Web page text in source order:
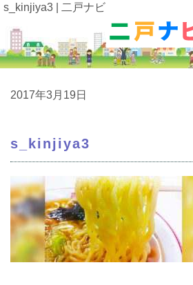
s_kinjiya3 | 二戸ナビ
2017年3月19日
s_kinjiya3